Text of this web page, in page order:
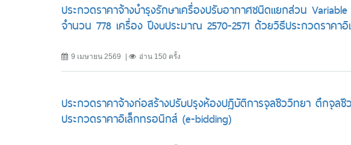
ประกวดราคาจ้างบำรุงรักษาเครื่องปรับอากาศชนิดแยกส่วน
จำนวน 778 เครื่อง ปีงบประมาณ 2570-2571 ด้วยวิธีประกวดราคา
9 เมษายน 2569 อ่าน 150 ครั้ง
ประกวดราคาจ้างก่อสร้างปรับปรุงห้องปฏิบัติการจุลชีววิทยา ตึกจุ
ประกวดราคาอิเล็กทรอนิกส์ (e-bidding)